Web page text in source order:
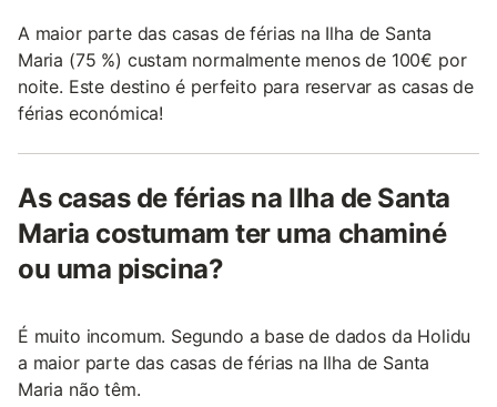
A maior parte das casas de férias na Ilha de Santa
Maria (75 %) custam normalmente menos de 100€ por
noite. Este destino é perfeito para reservar as casas de
férias económica!
As casas de férias na Ilha de Santa
Maria costumam ter uma chaminé
ou uma piscina?
É muito incomum. Segundo a base de dados da Holidu
a maior parte das casas de férias na Ilha de Santa
Maria não têm.